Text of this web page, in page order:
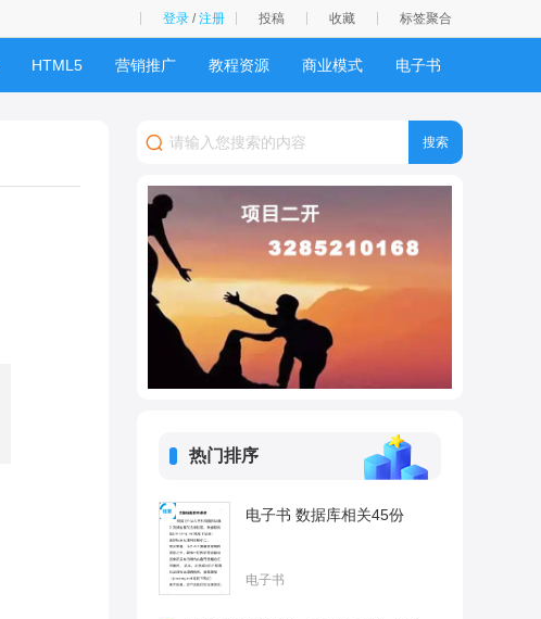
登录 /注册 投稿 收藏 标签聚合
HTML5 营销推广 教程资源 商业模式 电子书
热门排序
电子书 数据库相关45份
电子书